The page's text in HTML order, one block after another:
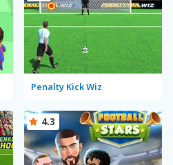
Penalty Kick Wiz
4.3